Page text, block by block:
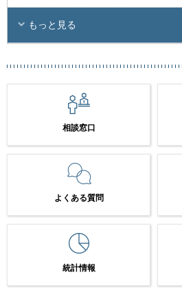
もっと見る
相談窓口
よくある質問
統計情報